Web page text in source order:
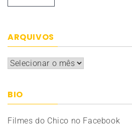
ARQUIVOS
Arquivos
BIO
Filmes do Chico no Facebook